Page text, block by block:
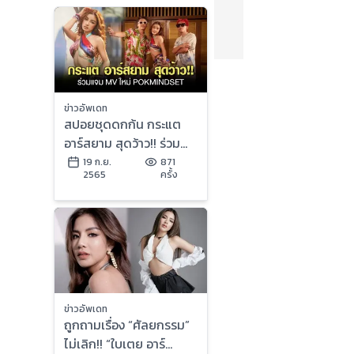
ข่าวอัพเดท
สปอยชุดดกก้น กระแต
อาร์สยาม สุดว้าว!! ร่วม
แจม MV ใหม่
POKMINDSET
19 ก.ย.
2565
871
ครั้ง
ข่าวอัพเดท
ถูกถามเรื่อง “ศัลยกรรม”
ไม่เลิก!! “ใบเตย อาร์